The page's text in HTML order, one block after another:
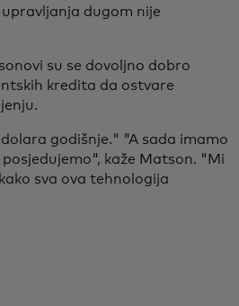
dugom nije
su se dovoljno dobro
kredita da ostvare
godišnje." "A sada imamo
posjedujemo", kaže Matson. "Mi
sva ova tehnologija